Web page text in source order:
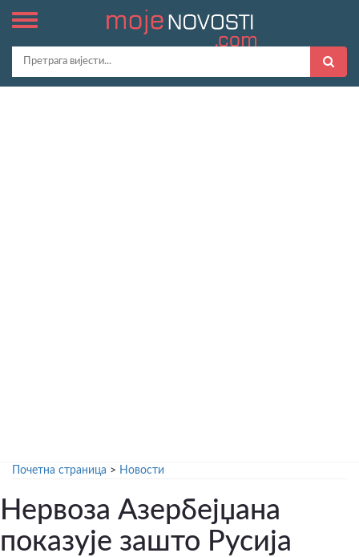
Почетна страница > Новости
Нервоза Азербејџана
показује зашто Русија